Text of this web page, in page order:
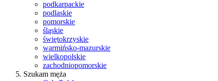
podkarpackie
podlaskie
pomorskie
śląskie
świętokrzyskie
warmińsko-mazurskie
wielkopolskie
zachodniopomorskie
Szukam męża